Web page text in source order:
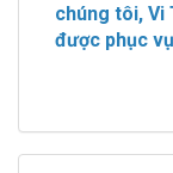
chúng tôi, Vi
được phục